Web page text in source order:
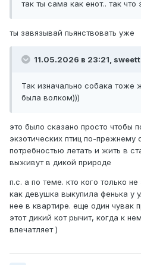
так ты сама как енот.. так что
ты завязывай пьянствовать уже
11.05.2026 в 23:21,
Так изначально собака тоже
была волком)))
это было сказано просто чтобы
экзотических птиц по-прежнему
потребностью летать и жить в
выживут в дикой природе
п.с. а по теме. кто кого только
как девушка выкупила фенька у
нее в квартире. еще один чувак
этот дикий кот рычит, когда к
впечатляет )